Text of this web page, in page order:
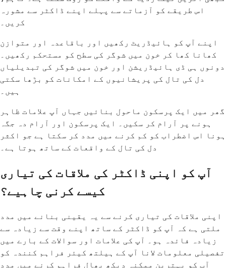
اس طریقے کو آزماتے سے پہلے اپنے ڈاکٹر سے مشورہ
کریں۔
اپنے آپ کو ہائیڈریٹ رکھیں اور باقاعدہ اور متوازن
کھانا کھا کر خون میں شوگر کی سطح کو مستحکم رکھیں۔
دونوں ہی ڈی ہائیڈریشن اور خون میں شوگر کی تبدیلیاں
دل کی تال کی پریشانیوں کے امکانات کو بڑھا سکتی
ہیں۔
گھر میں ایک پرسکون ماحول بنائیں جہاں آپ علامات ظاہر
ہونے پر آرام کر سکیں۔ ایک پرسکون اور آرام دہ جگہ
ہونا اس اضطراب کو کم کرنے میں مدد کر سکتا ہے جو اکثر
دل کی تال کے واقعات کے ساتھ ہوتا ہے۔
آپ کو اپنی ڈاکٹر کی ملاقات کی تیاری
کیسے کرنی چاہیے؟
اپنی ملاقات کی تیاری کرنے سے یہ یقینی بنانے میں مدد
ملتی ہے کہ آپ کو ڈاکٹر کے ساتھ اپنے وقت سے زیادہ سے
زیادہ فائدہ ہو۔ آپ کی علامات اور سوالات کے بارے میں
تفصیلی معلومات لانا آپ کے ہیلتھ کیئر فراہم کنندہ کو
آپ کو بہترین ممکنہ دیکھ بھال فراہم کرنے میں مدد